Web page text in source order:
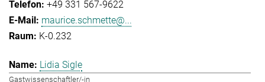
+49 331 567-9622
maurice.schmette@...
K-0.232
Lidia Sigle
Gastwissenschaftler/-in